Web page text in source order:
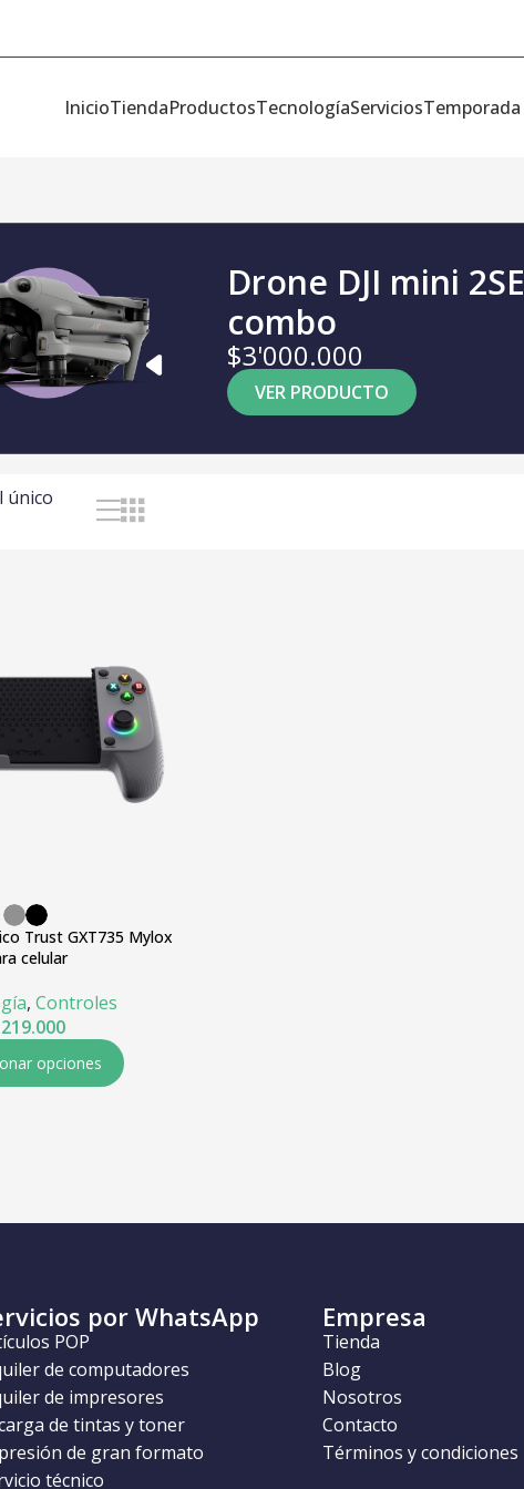
InicioTiendaProductosTecnologíaServiciosTemporada
Drone DJI mini 2SE
combo
$3'000.000
VER PRODUCTO
único
Trust GXT735 Mylox
celular
,Controles
219.000
opciones
por WhatsApp
POP
de computadores
de impresores
de tintas y toner
de gran formato
técnico
Empresa
Tienda
Blog
Nosotros
Contacto
Términos y condiciones